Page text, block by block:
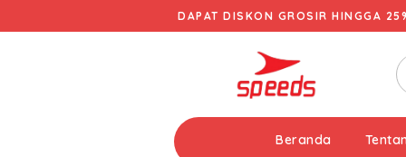
DAPAT DISKON GROSIR HINGGA
Beranda